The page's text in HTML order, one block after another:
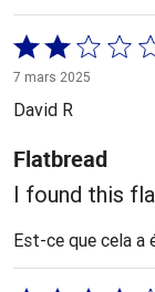
Coté
2 sur
5
7 mars 2025
David R
Flatbread
I found this
Est-ce que cela a